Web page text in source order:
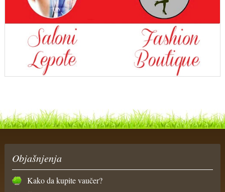
Objašnjenja
Kako da kupite vaučer?